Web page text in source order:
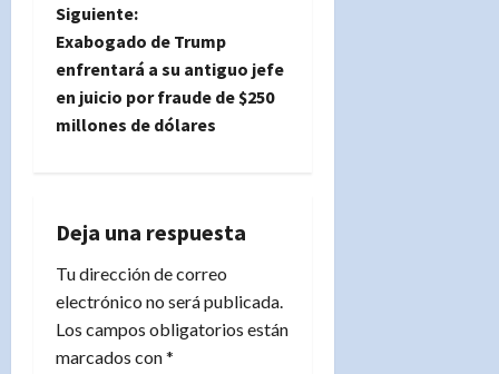
e
g
a
ó
n
d
Siguiente:
Exabogado de Trump
enfrentará a su antiguo jefe
en juicio por fraude de $250
millones de dólares
Deja una respuesta
Tu dirección de correo
electrónico no será publicada.
Los campos obligatorios están
marcados con*